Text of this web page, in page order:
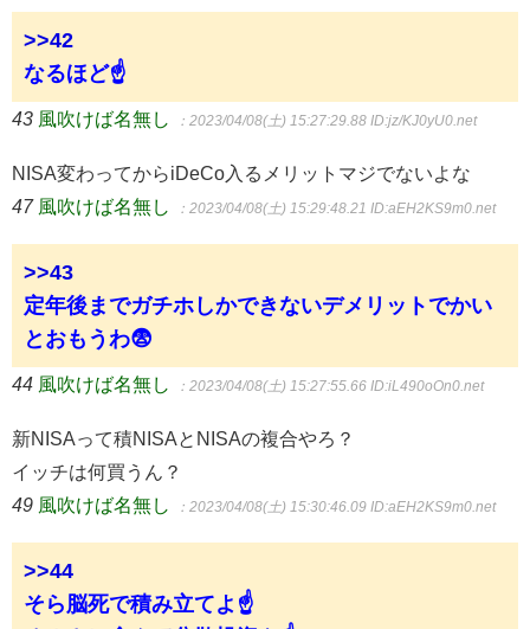
>>42
なるほど☝
43 風吹けば名無し ：2023/04/08(土) 15:27:29.88 ID:jz/KJ0yU0.net
NISA変わってからiDeCo入るメリットマジでないよな
47 風吹けば名無し ：2023/04/08(土) 15:29:48.21 ID:aEH2KS9m0.net
>>43
定年後までガチホしかできないデメリットでかい
とおもうわ😨
44 風吹けば名無し ：2023/04/08(土) 15:27:55.66 ID:iL490oOn0.net
新NISAって積NISAとNISAの複合やろ？
イッチは何買うん？
49 風吹けば名無し ：2023/04/08(土) 15:30:46.09 ID:aEH2KS9m0.net
>>44
そら脳死で積み立てよ☝